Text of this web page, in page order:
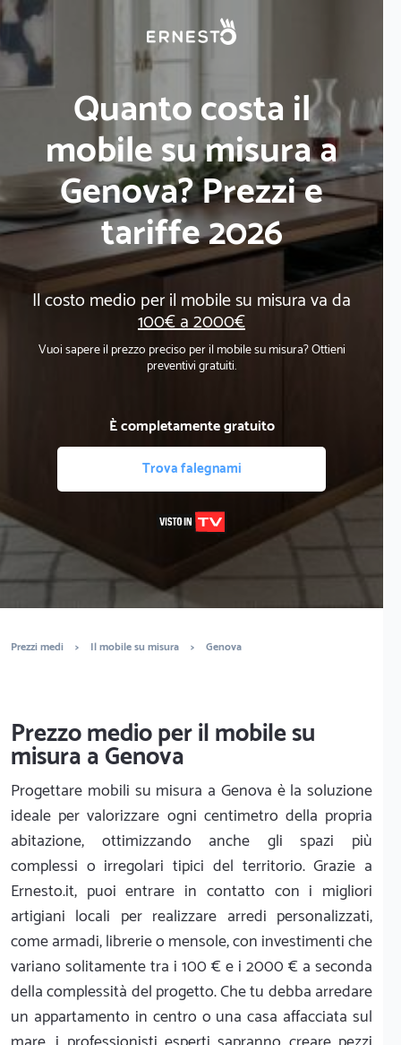
Quanto costa il
mobile su misura a
Genova? Prezzi e
tariffe 2026
Il costo medio per il mobile su misura va da
100€ a 2000€
Vuoi sapere il prezzo preciso per il mobile su misura? Ottieni
preventivi gratuiti.
È completamente gratuito
Trova falegnami
Prezzi medi > Il mobile su misura > Genova
Prezzo medio per il mobile su
misura a Genova
Progettare mobili su misura a Genova è la soluzione
ideale per valorizzare ogni centimetro della propria
abitazione, ottimizzando anche gli spazi più
complessi o irregolari tipici del territorio. Grazie a
Ernesto.it, puoi entrare in contatto con i migliori
artigiani locali per realizzare arredi personalizzati,
come armadi, librerie o mensole, con investimenti che
variano solitamente tra i 100 € e i 2000 € a seconda
della complessità del progetto. Che tu debba arredare
un appartamento in centro o una casa affacciata sul